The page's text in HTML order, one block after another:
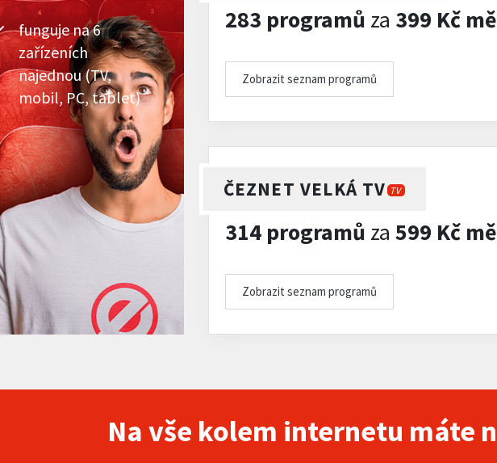
funguje na 6
zařízeních
najednou (TV,
mobil, PC, tablet)
283 programů za 399 Kč
Zobrazit seznam programů
ČEZNET VELKÁ TV TV
314 programů za 599 Kč
Zobrazit seznam programů
Na vše kolem internetu máte